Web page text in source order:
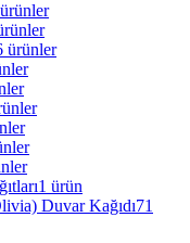
ürünler
1 ürün
Duvar Kağıdı71